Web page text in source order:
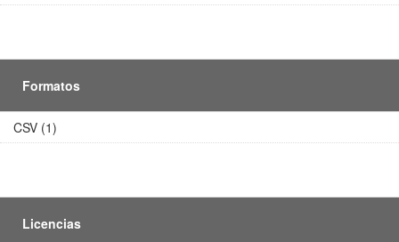
Formatos
CSV (1)
Licencias